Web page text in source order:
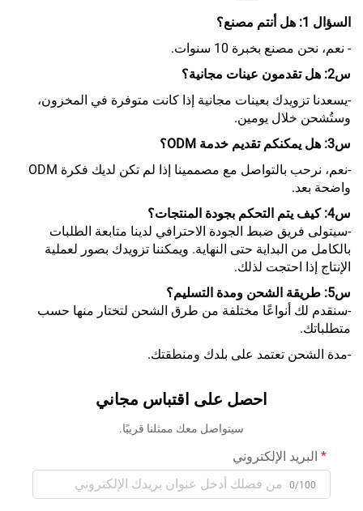
السؤال 1: هل أنتم مصنع؟
- نعم، نحن مصنع بخبرة 10 سنوات.
س2: هل تقدمون عينات مجانية؟
-يسعدنا تزويدك بعينات مجانية إذا كانت متوفرة في المخزون،
وستُشحن خلال يومين.
س3: هل يمكنكم تقديم خدمة ODM؟
-نعم، نرحب بالتواصل مع مصممينا إذا لم تكن لديك فكرة ODM
واضحة بعد.
س4: كيف يتم التحكم بجودة المنتجات؟
-سيتولى فريق ضبط الجودة الاحترافي لدينا متابعة الطلبات
بالكامل من البداية حتى النهاية. ويمكننا تزويدك بصور لعملية
الإنتاج إذا احتجت لذلك.
س5: طريقة الشحن ومدة التسليم؟
-سنقدم لك أنواعًا مختلفة من طرق الشحن لتختار منها حسب
متطلباتك.
-مدة الشحن تعتمد على بلدك ومنطقتك.
احصل على اقتباس مجاني
سيتواصل معك ممثلنا قريبًا.
البريد الإلكتروني
0/100